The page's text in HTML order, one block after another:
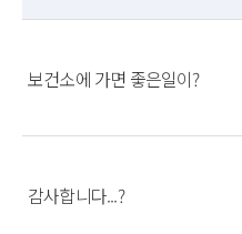
보건소에 가면 좋은일이?
감사합니다...?